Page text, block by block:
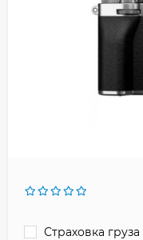
Страховка